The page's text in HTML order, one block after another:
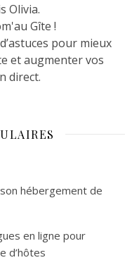
Olivia.
Gîte !
pour mieux
et augmenter vos
direct.
hébergement de
en ligne pour
d’hôtes